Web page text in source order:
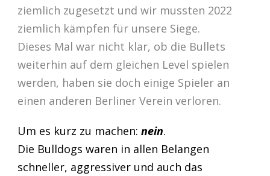
ziemlich zugesetzt und wir mussten 2022
ziemlich kämpfen für unsere Siege.
Dieses Mal war nicht klar, ob die Bullets
weiterhin auf dem gleichen Level spielen
werden, haben sie doch einige Spieler an
einen anderen Berliner Verein verloren.
Um es kurz zu machen: nein.
Die Bulldogs waren in allen Belangen
schneller, aggressiver und auch das